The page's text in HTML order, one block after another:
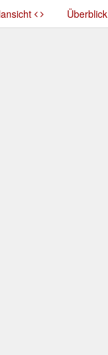
Überblick